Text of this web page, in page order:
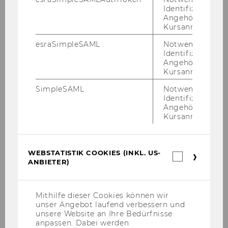
mein­sa­mes Ar­bei­ten ge­nutzt wer­den.
Ar­chi­tek­tur­bü­ro: BUS­ar­chi­tek­tur
Ver­bau­te Brut­to­ge­schoß­flä­che:
Au­di­max für 650 Per­so­nen
Identifizierung
Angehörige/r für
Kursanmeldung.
esraSimpleSAML
Notwendig zur
Identifizierung
Angehörige/r für
Kursanmeldung.
SimpleSAML
Notwendig zur
Identifizierung
Angehörige/r für
Kursanmeldung.
WEBSTATISTIK COOKIES (INKL. US-
ANBIETER)
Mithilfe dieser Cookies können wir
unser Angebot laufend verbessern und
unsere Website an Ihre Bedürfnisse
anpassen. Dabei werden